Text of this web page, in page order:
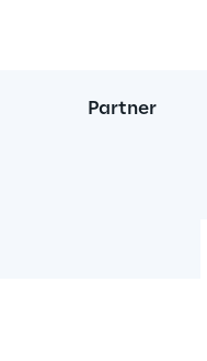
Partner